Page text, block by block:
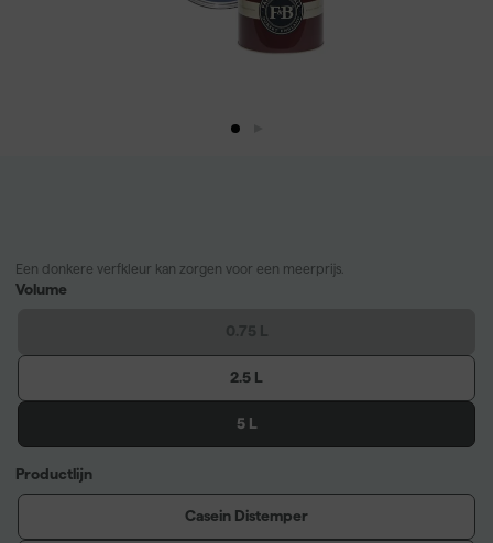
Een donkere verfkleur kan zorgen voor een meerprijs.
Volume
2.5 L
5 L
Productlijn
Casein Distemper